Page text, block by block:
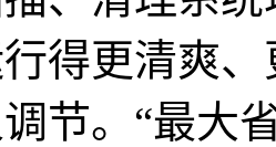
得更清爽
节。“最大